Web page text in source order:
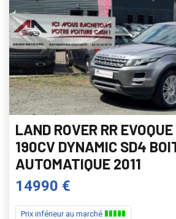
LAND ROVER RR
190CV DYNAMIC SD4
AUTOMATIQUE 2011
14990 €
Prix inférieur au marché